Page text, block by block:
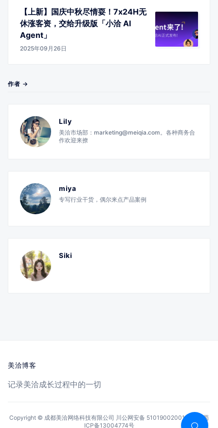
【上新】国庆中秋尽情耍！7x24H无
休涨客资，交给升级版「小洽 AI
Agent」
2025年09月26日
作者 →
Lily
美洽市场部：marketing@meiqia.com。各种商务合
作欢迎来撩
miya
专写行业干货，偶尔来点产品案例
Siki
美洽博客
记录美洽成长过程中的一切
Copyright © 成都美洽网络科技有限公司 川公网安备 51019002001144号
蜀
ICP备13004774号